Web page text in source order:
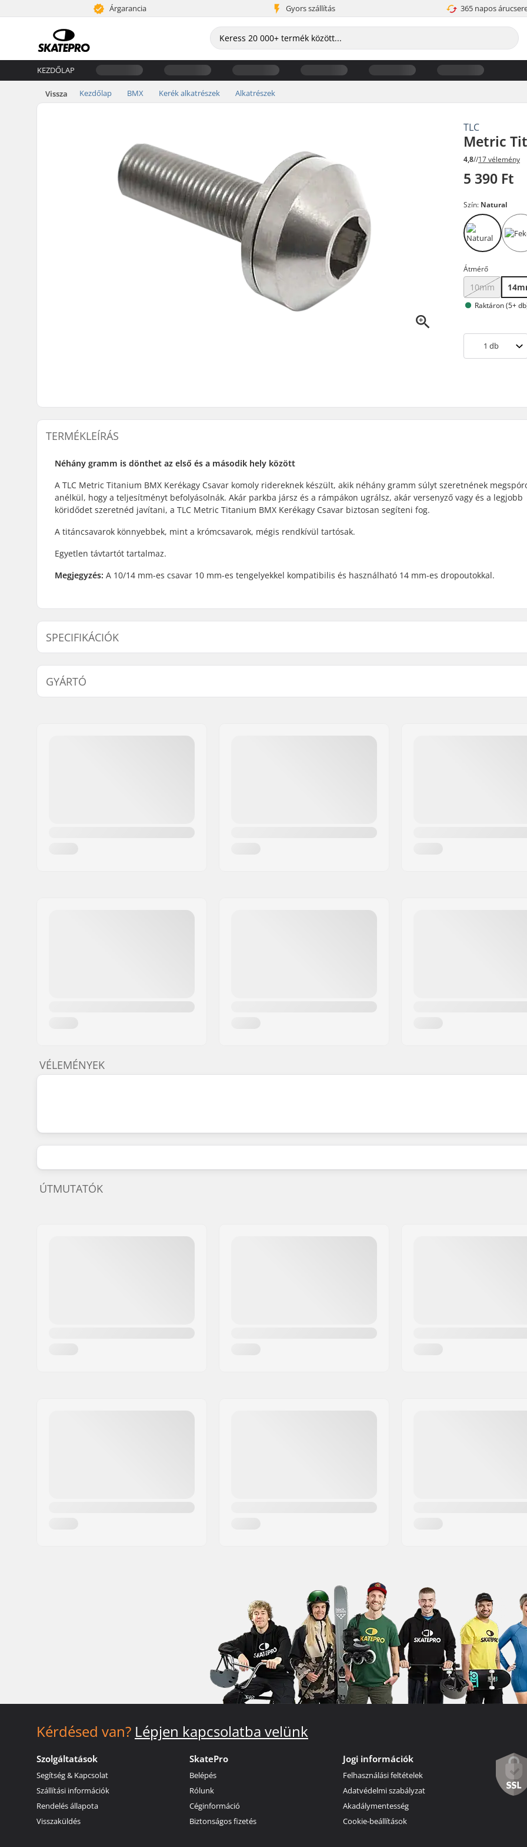
Árgarancia Gyors szállítás 365 napos
KEZDŐLAP
Vissza Kezdőlap BMX Kerék alkatrészek Alkatrészek
TLC
Metric
4,8//17 vélemény
5 390 Ft
Szín: Natural
Átmérő
10mm
Raktáron (5+
1 db
TERMÉKLEÍRÁS
Néhány gramm is dönthet az első és a második hely között
A TLC Metric Titanium BMX Kerékagy Csavar komoly ridereknek készült, akik néhány gramm súlyt szeretnének
anélkül, hogy a teljesítményt befolyásolnák. Akár parkba jársz és a rámpákon ugrálsz, akár versenyző vagy és a legjobb
köridődet szeretnéd javítani, a TLC Metric Titanium BMX Kerékagy Csavar biztosan segíteni fog.
A titáncsavarok könnyebbek, mint a krómcsavarok, mégis rendkívül tartósak.
Egyetlen távtartót tartalmaz.
Megjegyzés: A 10/14 mm-es csavar 10 mm-es tengelyekkel kompatibilis és használható 14 mm-es dropoutokkal.
SPECIFIKÁCIÓK
Tengely átmérő: 10mm Súly:
GYÁRTÓ
VÉLEMÉNYEK
ÚTMUTATÓK
Kérdésed van? Lépjen kapcsolatba velünk
Szolgáltatások
Segítség & Kapcsolat
Szállítási információk
Rendelés állapota
Visszaküldés
SkatePro
Belépés
Rólunk
Céginformáció
Biztonságos fizetés
Jogi információk
Felhasználási feltételek
Adatvédelmi szabályzat
Akadálymentesség
Cookie-beállítások